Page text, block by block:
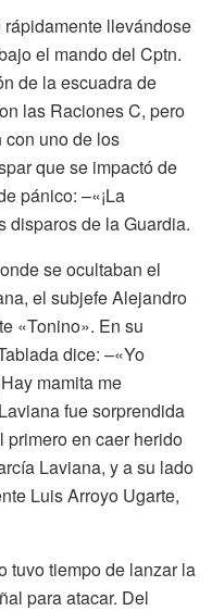
llevándose
el mando del Cptn.
de la escuadra de
las Raciones C, pero
con uno de los
que se impactó de
pánico: –«¡La
disparos de la Guardia.
se ocultaban el
el subjefe Alejandro
«Tonino». En su
dice: –«Yo
mamita me
fue sorprendida
primero en caer herido
Laviana, y a su lado
Luis Arroyo Ugarte,
tuvo tiempo de lanzar la
para atacar. Del